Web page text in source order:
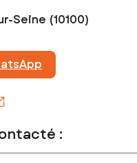
de Troyes sous le numéro
Seine (10100)
: